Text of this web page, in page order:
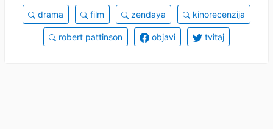
drama film zendaya kinorecenzija
robert pattinson objavi tvitaj